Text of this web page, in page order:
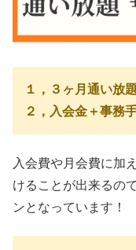
１，３ヶ月通い放
２，入会金＋事務
入会費や月会費に加
けることが出来るの
ンとなっています！